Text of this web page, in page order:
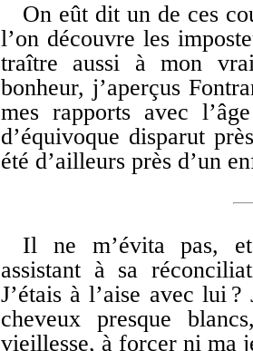
On eût dit un de ces
l’on découvre les
traître aussi à mon
bonheur, j’aperçus
mes rapports avec
d’équivoque disparut
été d’ailleurs près d’un
Il ne m’évita pas,
assistant à sa
J’étais à l’aise avec lui
cheveux presque
vieillesse, à forcer ni ma